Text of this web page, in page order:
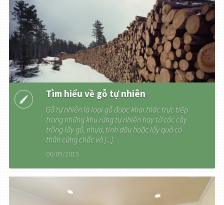
Tìm hiểu về gỗ tự nhiên
Gỗ tự nhiên là loại gỗ được khai thác trực tiếp
trong những khu rừng tự nhiên hay từ các cây
trồng lấy gỗ, nhựa, tinh dầu hoặc lấy quả có
thân cứng chắc và [...]
06/09/2015